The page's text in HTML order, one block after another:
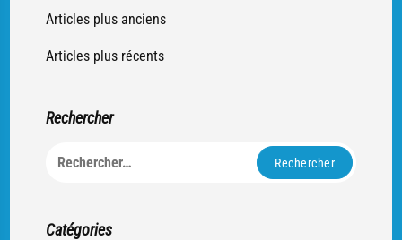
Navigation
des
articles
Articles plus anciens
Articles plus récents
Rechercher
Rechercher :
Catégories